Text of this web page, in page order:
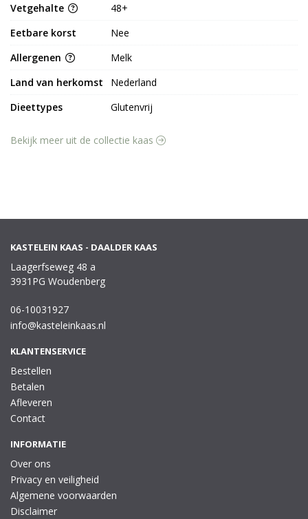
Vetgehalte
48+
Eetbare korst
Nee
Allergenen
Melk
Land van herkomst
Nederland
Dieettypes
Glutenvrij
Bekijk meer uit de collectie kaas
KASTELEIN KAAS - DAALDER KAAS
Laagerfseweg 48 a
3931PG Woudenberg
06-10031927
info@kasteleinkaas.nl
KLANTENSERVICE
Bestellen
Betalen
Afleveren
Contact
INFORMATIE
Over ons
Privacy en veiligheid
Algemene voorwaarden
Disclaimer